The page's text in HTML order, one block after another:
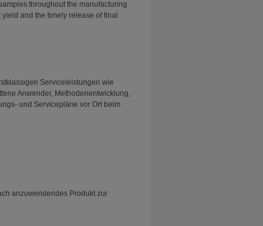
throughout the manufacturing
and the timely release of final
Serviceleistungen wie
Anwender, Methodenentwicklung,
und Servicepläne vor Ort beim
anzuwendendes Produkt zur